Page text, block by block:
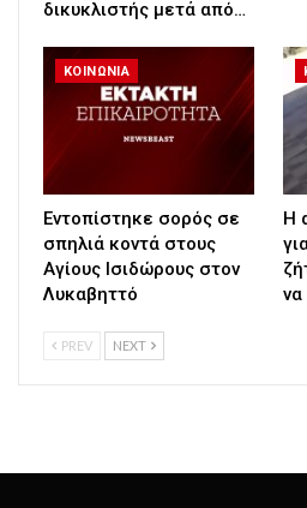
δικυκλιστής μετά από…
ΚΟΙΝΩΝΙΑ
Εντοπίστηκε σορός σε
σπηλιά κοντά στους
Αγίους Ισιδώρους στον
Λυκαβηττό
Η
PREV NEXT